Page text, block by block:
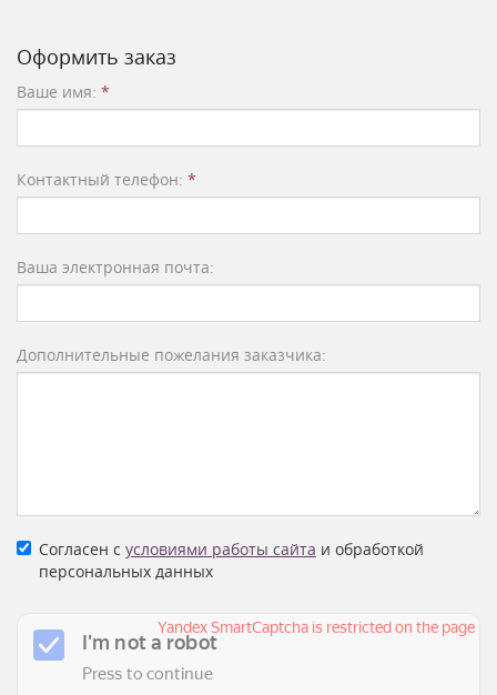
Оформить заказ
Ваше имя: *
Контактный телефон: *
Ваша электронная почта:
Дополнительные пожелания заказчика:
Согласен с условиями работы сайта и обработкой
персональных данных